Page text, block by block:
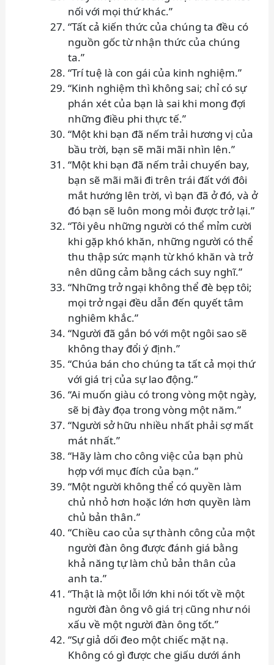
nối với mọi thứ khác.”
“Tất cả kiến thức của chúng ta đều có
nguồn gốc từ nhận thức của chúng
ta.”
“Trí tuệ là con gái của kinh nghiệm.”
“Kinh nghiệm thì không sai; chỉ có sự
phán xét của bạn là sai khi mong đợi
những điều phi thực tế.”
“Một khi bạn đã nếm trải hương vị của
bầu trời, bạn sẽ mãi mãi nhìn lên.”
“Một khi bạn đã nếm trải chuyến bay,
bạn sẽ mãi mãi đi trên trái đất với đôi
mắt hướng lên trời, vì bạn đã ở đó, và ở
đó bạn sẽ luôn mong mỏi được trở lại.”
“Tôi yêu những người có thể mỉm cười
khi gặp khó khăn, những người có thể
thu thập sức mạnh từ khó khăn và trở
nên dũng cảm bằng cách suy nghĩ.”
“Những trở ngại không thể đè bẹp tôi;
mọi trở ngại đều dẫn đến quyết tâm
nghiêm khắc.”
“Người đã gắn bó với một ngôi sao sẽ
không thay đổi ý định.”
“Chúa bán cho chúng ta tất cả mọi thứ
với giá trị của sự lao động.”
“Ai muốn giàu có trong vòng một ngày,
sẽ bị đày đọa trong vòng một năm.”
“Người sở hữu nhiều nhất phải sợ mất
mát nhất.”
“Hãy làm cho công việc của bạn phù
hợp với mục đích của bạn.”
“Một người không thể có quyền làm
chủ nhỏ hơn hoặc lớn hơn quyền làm
chủ bản thân.”
“Chiều cao của sự thành công của một
người đàn ông được đánh giá bằng
khả năng tự làm chủ bản thân của
anh ta.”
“Thật là một lỗi lớn khi nói tốt về một
người đàn ông vô giá trị cũng như nói
xấu về một người đàn ông tốt.”
“Sự giả dối đeo một chiếc mặt nạ.
Không có gì được che giấu dưới ánh